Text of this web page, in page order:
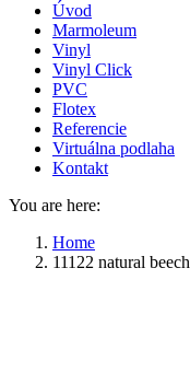
Úvod
Marmoleum
Vinyl
Vinyl Click
PVC
Flotex
Referencie
Virtuálna podlaha
Kontakt
You are here:
Home
11122 natural beech